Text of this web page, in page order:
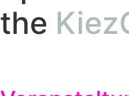
the